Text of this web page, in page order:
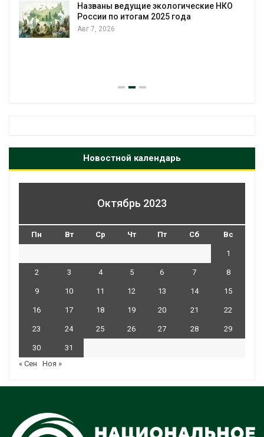
Названы ведущие экологические НКО
России по итогам 2025 года
Авг 7, 2026
Новостной календарь
Октябрь 2023
Пн Вт Ср Чт Пт Сб Вс
1
2 3 4 5 6 7 8
9 10 11 12 13 14 15
16 17 18 19 20 21 22
23 24 25 26 27 28 29
30
31
« Сен
Ноя »